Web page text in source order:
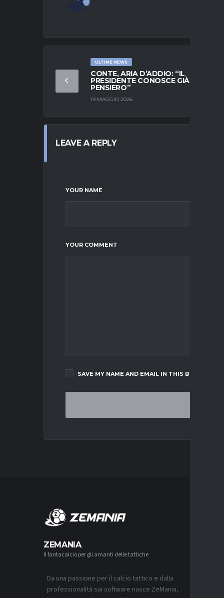
ULTIME NEWS
CONTE, ARIA D’ADDIO: “IL
PRESIDENTE CONOSCE GIÀ IL MIO
PENSIERO”
19 MAGGIO 2026
LEAVE A REPLY
YOUR NAME
YOUR COMMENT
SAVE MY NAME AND EMAIL IN THIS BROWSER
ZEMANIA
Il fantacalcio per gli amanti delle tattiche
Da una passione per il calcio tattico e dalla
professionalità sui software nasce ZeMania,